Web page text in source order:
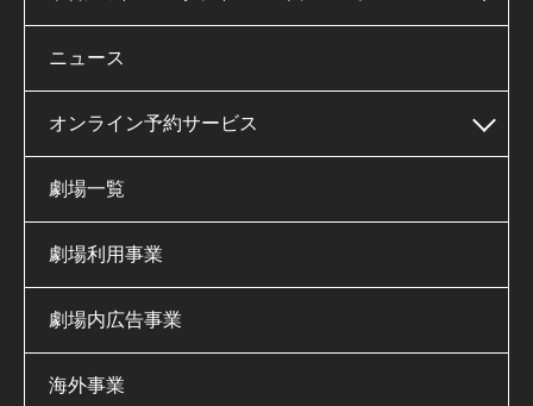
ニュース
オンライン予約サービス
劇場一覧
劇場利用事業
劇場内広告事業
海外事業